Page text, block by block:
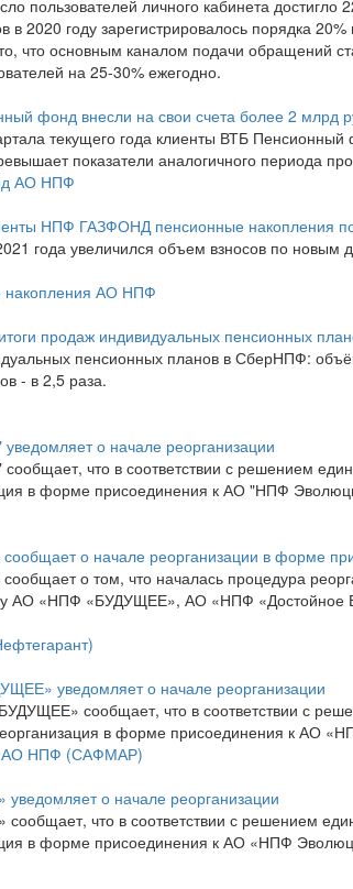
пользователей личного кабинета достигло
2020 году зарегистрировалось порядка
что основным каналом подачи обращений
на 25-30% ежегодно.
фонд внесли на свои счета более 2 млрд
текущего года клиенты ВТБ
показатели аналогичного периода
АО НПФ
НПФ ГАЗФОНД пенсионные накопления
года увеличился объем взносов по новым
накопления АО НПФ
продаж индивидуальных пенсионных
пенсионных планов в СберНПФ:
- в 2,5 раза.
о начале реорганизации
что в соответствии с решением
в форме присоединения к АО "НПФ
о начале реорганизации в форме
о том, что началась процедура
АО «НПФ «БУДУЩЕЕ», АО «НПФ
уведомляет о начале реорганизации
сообщает, что в соответствии с
в форме присоединения к АО
АО НПФ (САФМАР)
о начале реорганизации
что в соответствии с решением
в форме присоединения к АО «НПФ